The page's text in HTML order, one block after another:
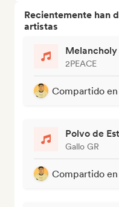
Recientemente han
artistas
Melancholy
2PEACE
Compartido en
Polvo de
Gallo GR
Compartido en